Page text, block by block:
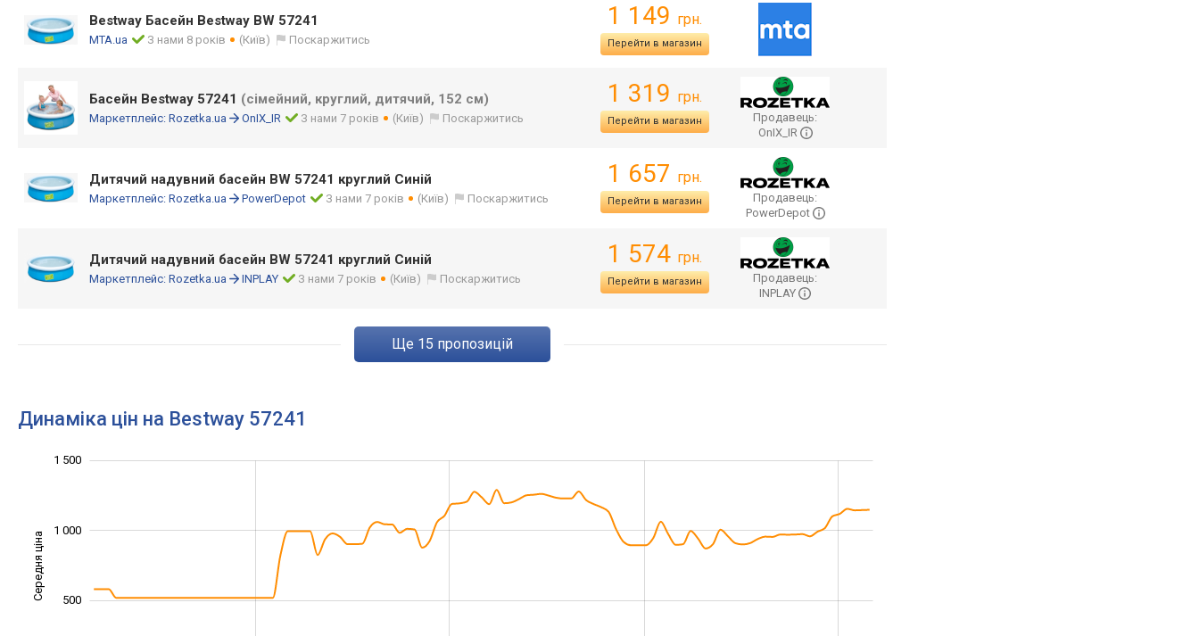
Bestway Басейн Bestway BW 57241
MTA.ua З нами 8 років (Київ) Поскаржитись
1 149 грн.
Перейти в магазин
Басейн Bestway 57241 (сімейний, круглий, дитячий, 152 см)
Маркетплейс: Rozetka.ua OnIX_IR З нами 7 років (Київ) Поскаржитись
1 319 грн.
Перейти в магазин
Продавець:
OnIX_IR
Дитячий надувний басейн BW 57241 круглий Синій
Маркетплейс: Rozetka.ua PowerDepot З нами 7 років (Київ) Поскаржитись
1 657 грн.
Перейти в магазин
Продавець:
PowerDepot
Дитячий надувний басейн BW 57241 круглий Синій
Маркетплейс: Rozetka.ua INPLAY З нами 7 років (Київ) Поскаржитись
1 574 грн.
Перейти в магазин
Продавець:
INPLAY
ще 15 пропозицій
Динаміка цін на Bestway 57241
Середня ціна
1 500
1 000
500